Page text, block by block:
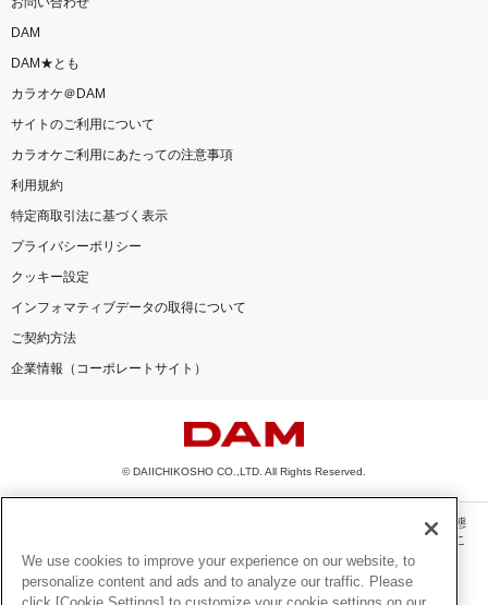
DAM
DAM★とも
カラオケ＠DAM
サイトのご利用について
カラオケご利用にあたっての注意事項
利用規約
特定商取引法に基づく表示
プライバシーポリシー
クッキー設定
インフォマティブデータの取得について
ご契約方法
企業情報（コーポレートサイト）
© DAIICHIKOSHO CO.,LTD. All Rights Reserved.
このサイトに掲載されている一切の文章・画像・写真・動画・音声等を、手段や形態
を問わず、著作権法の定める範囲を超えて無断で複製、転載、ファイル化などするこ
とを禁じます。
楽曲及びコンテンツは、機種によりご利用いただけない場合があります。
We use cookies to improve your experience on our website, to
personalize content and ads and to analyze our traffic. Please